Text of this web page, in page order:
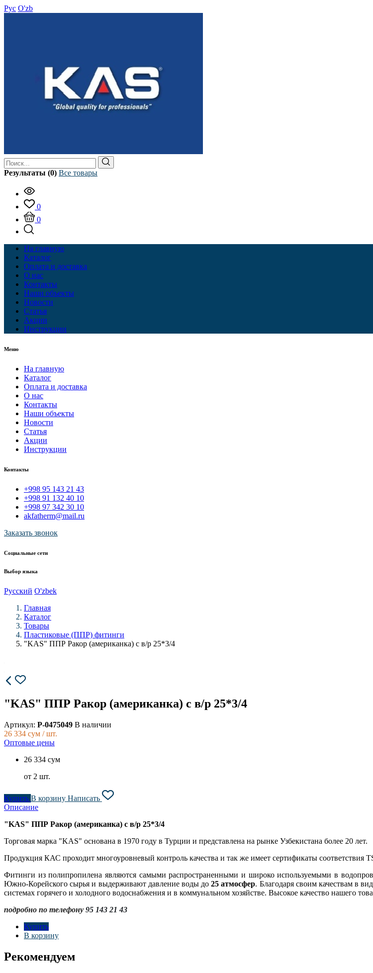
Рус O'zb
Результаты (0) Все товары
0
0
На главную
Каталог
Оплата и доставка
О нас
Контакты
Наши объекты
Новости
Статья
Акции
Инструкции
Меню
На главную
Каталог
Оплата и доставка
О нас
Контакты
Наши объекты
Новости
Статья
Акции
Инструкции
Контакты
+998 95 143 21 43
+998 91 132 40 10
+998 97 342 30 10
akfatherm@mail.ru
Заказать звонок
Социальные сети
Выбор языка
Русский O'zbek
Главная
Каталог
Товары
Пластиковые (ППР) фитинги
"KAS" ППР Ракор (американка) с в/р 25*3/4
"KAS" ППР Ракор (американка) с в/р 25*3/4
Артикул: P-0475049 В наличии
26 334 сум / шт.
Оптовые цены
26 334 сум
от 2 шт.
Купить В корзину Написать
Описание
"KAS" ППР Ракор (американка) с в/р 25*3/4
Торговая марка "KAS" основана в 1970 году в Турции и представлена на рынке Узбекистана более 20 лет.
Продукция КАС проходит многоуровневый контроль качества и так же имеет сертификаты соответствия
Фитинги из полипропилена являются самыми распространенными и широко используемыми в
Южно-Корейского сырья и выдерживают давление воды до25 атмосфер. Благодаря своим качествам в
системах горячего и холодного водоснабжения и в коммунальном хозяйстве. Высокое качество нашего
подробно по телефону 95 143 21 43
Купить
В корзину
Рекомендуем